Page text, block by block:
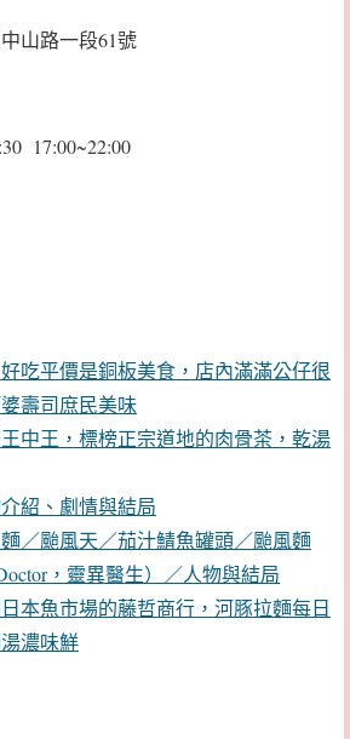
山路一段61號
17:00~22:00
吃平價是銅板美食，店內滿滿公仔很
壽司庶民美味
中王，標榜正宗道地的肉骨茶，乾湯
紹、劇情與結局
／颱風天／茄汁鯖魚罐頭／颱風麵
，靈異醫生）／人物與結局
本魚市場的藤哲商行，河豚拉麵每日
濃味鮮